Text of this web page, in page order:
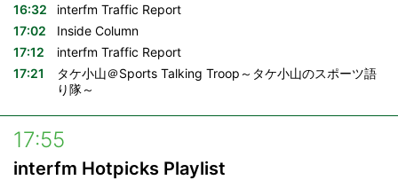
日曜日 10:55 / 15:55
構成：飯村聖美
結果や状況を痛快で過激なおしゃべり、車内を快適にする
ドライブミュージックと共にお届けします。
16:32
interfm Traffic Report
17:02
Inside Column
17:12
interfm Traffic Report
17:21
タケ小山＠Sports Talking Troop～タケ小山のスポーツ語
り隊～
17:55
interfm Hotpicks Playlist